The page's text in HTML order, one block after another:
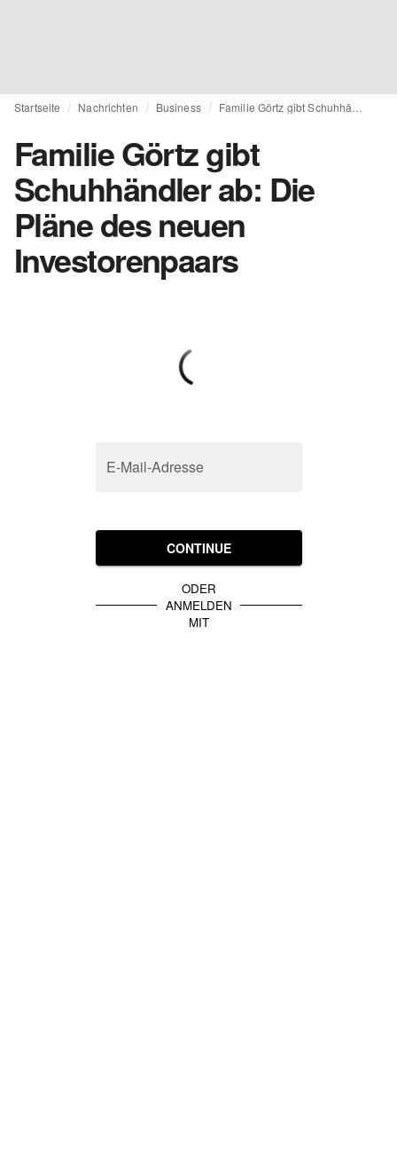
Startseite Nachrichten Business
Familie Görtz gibt
Schuhhändler ab: Die
Pläne des neuen
Investorenpaars
E-Mail-Adresse
CONTINUE
ODER
ANMELDEN
MIT